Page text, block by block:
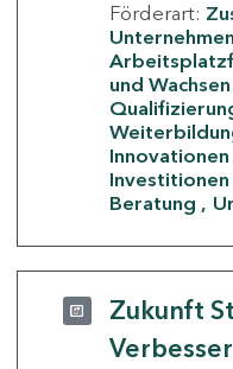
Förderart:
Unternehmen
und Wachsen
Investitionen
Beratung
Zukunft